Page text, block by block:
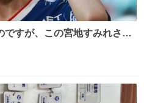
ですが、この宮地すみれさん
のですね。 カメラ目線でに
したものの、全然誰だか知